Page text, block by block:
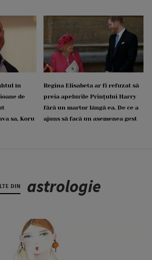
în
de
sa, Koru
Regina Elisabeta ar fi refuzat să
preia apelurile Prințului Harry
fără un martor lângă ea. De ce a
ajuns să facă un asemenea gest
DIN astrologie